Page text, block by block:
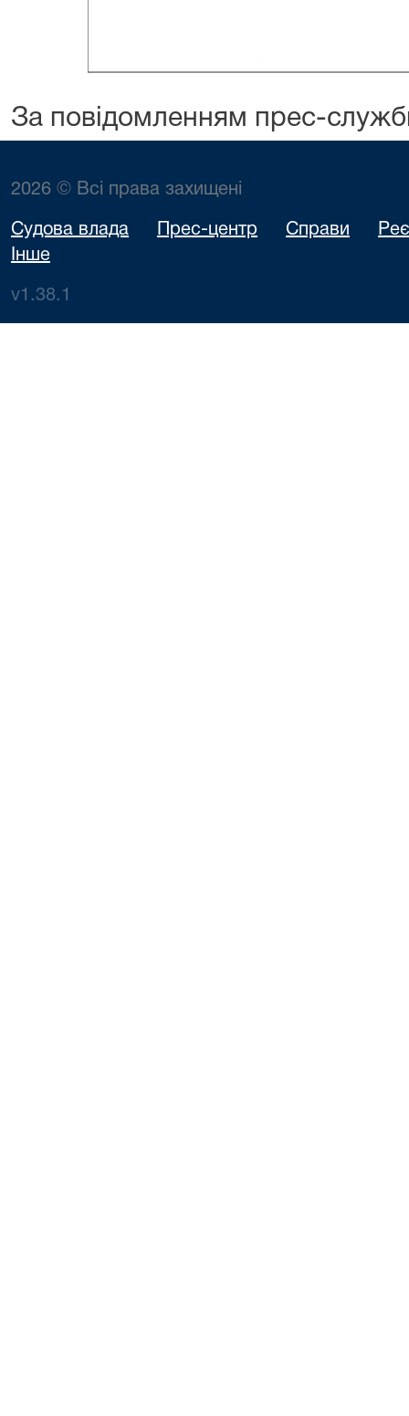
За повідомленням прес-
2026 © Всі права захищені
Судова влада Прес-центр Справи
Інше
v1.38.1